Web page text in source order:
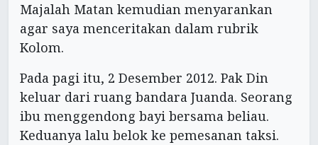
Majalah Matan kemudian menyarankan
agar saya menceritakan dalam rubrik
Kolom.
Pada pagi itu, 2 Desember 2012. Pak Din
keluar dari ruang bandara Juanda. Seorang
ibu menggendong bayi bersama beliau.
Keduanya lalu belok ke pemesanan taksi.